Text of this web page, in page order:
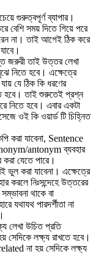
গুরুত্বপূর্ণ ব্যাপার।
সময় দিতে গিয়ে পরে
না। তাই আগেই ঠিক করে
জরুরী তাই উত্তর লেখা
নিতে হবে। এক্ষেত্রে
যে ঠিক কি ধরণের
হবে। তাই শুরুতেই প্রশ্ন
নিতে হবে। এবার একটা
ওই কি ওয়ার্ড টি চিহ্নিত
করা যাবেনা, Sentence
antonym ব্যবহার
যেতে পারে।
করা যাবেনা। এক্ষেত্রে
নিঃসন্দেহে উত্তরের
থাকে বা
পারদর্শীতা না
লেখা উচিত প্রতি
সেদিকে লক্ষ্য রাখতে হবে।
না হয় সেদিকে লক্ষ্য